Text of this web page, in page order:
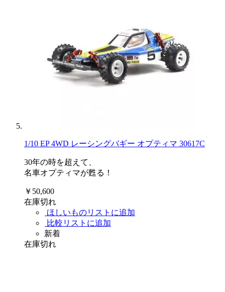
1/10 EP 4WD レーシングバギー オプティマ 30617C
30年の時を超えて、
名車オプティマが甦る！
￥50,600
在庫切れ
ほしいものリストに追加
比較リストに追加
新着
在庫切れ